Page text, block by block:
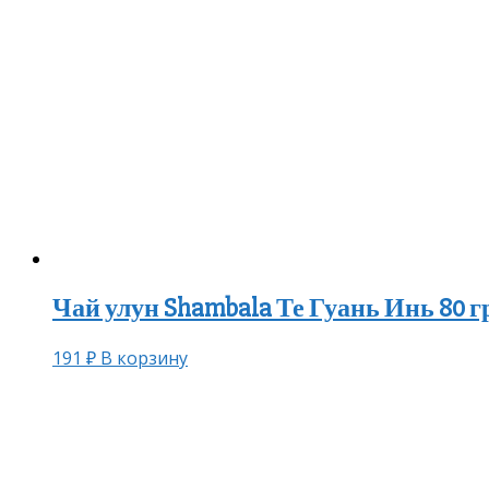
Чай улун Shambala Те Гуань Инь 80
191 ₽ В корзину